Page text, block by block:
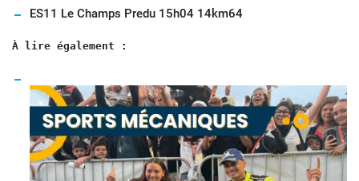
ES11 Le Champs Predu 15h04 14km64
À lire également :